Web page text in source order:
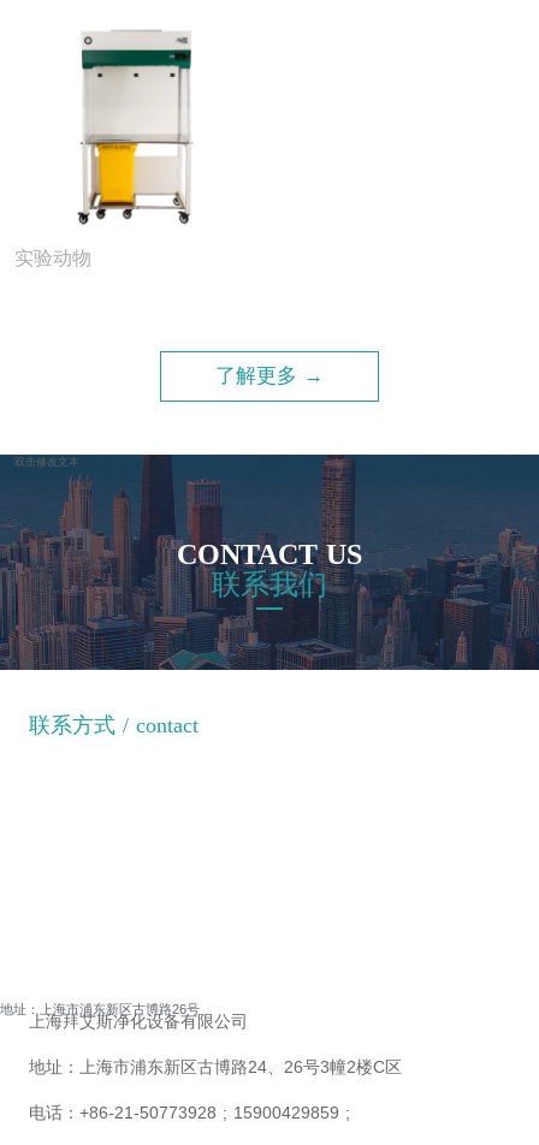
实验动物
了解更多 →
双击修改文本
CONTACT US
联系我们
联系方式 / contact
上海拜艾斯净化设备有限公司
地址： 上海市浦东新区古博路24、26号3幢2楼C区
电话：+86-21-50773928 ; 15900429859 ;